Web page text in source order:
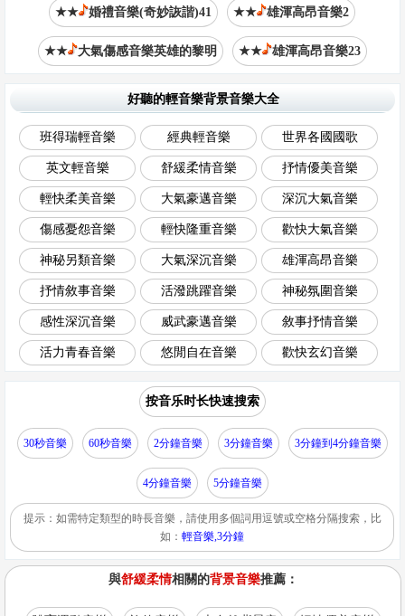
★★ 婚禮音樂(奇妙詼諧)41 ★★ 雄渾高昂音樂2
★★ 大氣傷感音樂英雄的黎明 ★★ 雄渾高昂音樂23
好聽的輕音樂背景音樂大全
班得瑞輕音樂 經典輕音樂 世界各國國歌
英文輕音樂 舒緩柔情音樂 抒情優美音樂
輕快柔美音樂 大氣豪邁音樂 深沉大氣音樂
傷感憂怨音樂 輕快隆重音樂 歡快大氣音樂
神秘另類音樂 大氣深沉音樂 雄渾高昂音樂
抒情敘事音樂 活潑跳躍音樂 神秘氛圍音樂
感性深沉音樂 威武豪邁音樂 敘事抒情音樂
活力青春音樂 悠閒自在音樂 歡快玄幻音樂
按音乐时长快速搜索
30秒音樂 60秒音樂 2分鐘音樂 3分鐘音樂 3分鐘到4分鐘音樂
4分鐘音樂 5分鐘音樂
提示：如需特定類型的時長音樂，請使用多個詞用逗號或空格分隔搜索，比
如：輕音樂,3分鐘
與舒緩柔情相關的背景音樂推薦：